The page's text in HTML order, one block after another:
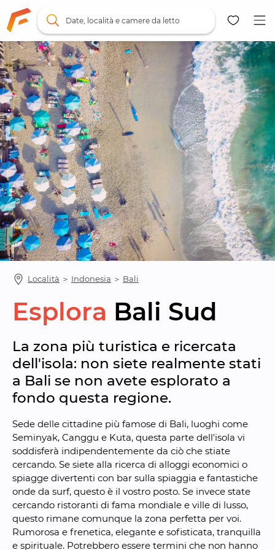
Date, località e camere da letto
Mappa
Località ＞ Indonesia ＞ Bali
Esplora Bali Sud
La zona più turistica e ricercata
dell'isola: non siete realmente stati
a Bali se non avete esplorato a
fondo questa regione.
Sede delle cittadine più famose di Bali, luoghi come
Seminyak, Canggu e Kuta, questa parte dell'isola vi
soddisferà indipendentemente da ciò che stiate
cercando. Se siete alla ricerca di alloggi economici o
spiagge divertenti con bar sulla spiaggia e fantastiche
onde da surf, questo è il vostro posto. Se invece state
cercando ristoranti di fama mondiale e ville di lusso,
questo rimane comunque la zona perfetta per voi.
Rumorosa e frenetica, elegante e sofisticata, tranquilla
e spirituale. Potrebbero essere termini che non hanno